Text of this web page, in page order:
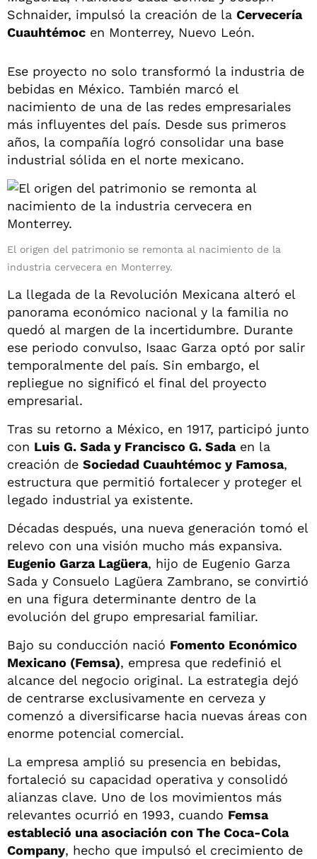
Schnaider, impulsó la creación de la Cervecería
Cuauhtémoc en Monterrey, Nuevo León.
Ese proyecto no solo transformó la industria de
bebidas en México. También marcó el
nacimiento de una de las redes empresariales
más influyentes del país. Desde sus primeros
años, la compañía logró consolidar una base
industrial sólida en el norte mexicano.
El origen del patrimonio se remonta al nacimiento de la
industria cervecera en Monterrey.
La llegada de la Revolución Mexicana alteró el
panorama económico nacional y la familia no
quedó al margen de la incertidumbre. Durante
ese periodo convulso, Isaac Garza optó por salir
temporalmente del país. Sin embargo, el
repliegue no significó el final del proyecto
empresarial.
Tras su retorno a México, en 1917, participó junto
con Luis G. Sada y Francisco G. Sadaen la
creación de Sociedad Cuauhtémoc y Famosa,
estructura que permitió fortalecer y proteger el
legado industrial ya existente.
Décadas después, una nueva generación tomó el
relevo con una visión mucho más expansiva.
Eugenio Garza Lagüera, hijo de Eugenio Garza
Sada y Consuelo Lagüera Zambrano, se convirtió
en una figura determinante dentro de la
evolución del grupo empresarial familiar.
Bajo su conducción nació Fomento Económico
Mexicano (Femsa), empresa que redefinió el
alcance del negocio original. La estrategia dejó
de centrarse exclusivamente en cerveza y
comenzó a diversificarse hacia nuevas áreas con
enorme potencial comercial.
La empresa amplió su presencia en bebidas,
fortaleció su capacidad operativa y consolidó
alianzas clave. Uno de los movimientos más
relevantes ocurrió en 1993, cuando Femsa
estableció una asociación con The Coca-Cola
Company, hecho que impulsó el crecimiento de